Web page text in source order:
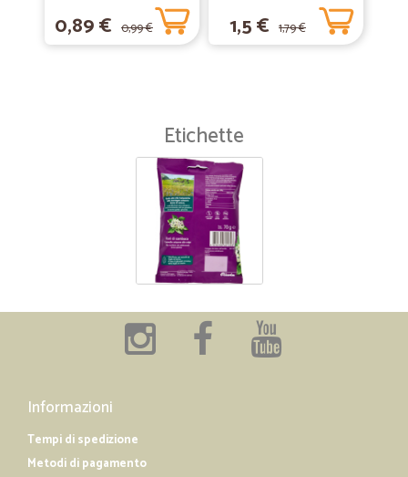
0,89 € 0,99 € 1,5 € 1,79 €
Etichette
Informazioni
Tempi di spedizione
Metodi di pagamento